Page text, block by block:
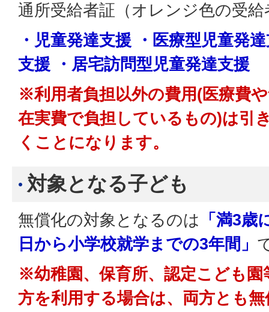
通所受給者証（オレンジ色の受
・児童発達支援 ・医療型児童発
支援 ・居宅訪問型児童発達支援
※利用者負担以外の費用(医療費
在実費で負担しているもの)は引
くことになります。
対象となる子ども
無償化の対象となるのは 「満3
日から小学校就学までの3年間」
※幼稚園、保育所、認定こども
方を利用する場合は、両方とも